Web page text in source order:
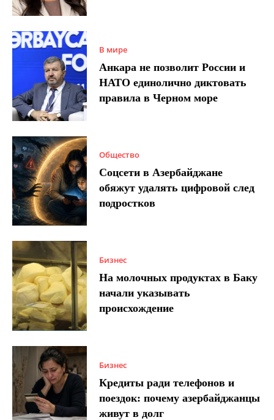
В мире
Анкара не позволит России и
НАТО единолично диктовать
правила в Черном море
Общество
Соцсети в Азербайджане
обяжут удалять цифровой след
подростков
Бизнес
На молочных продуктах в Баку
начали указывать
происхождение
Бизнес
Кредиты ради телефонов и
поездок: почему азербайджанцы
живут в долг